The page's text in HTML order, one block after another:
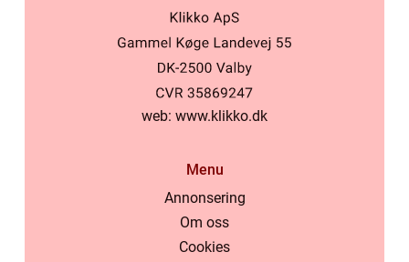
web: www.klikko.dk
Menu
Annonsering
Om oss
Cookies